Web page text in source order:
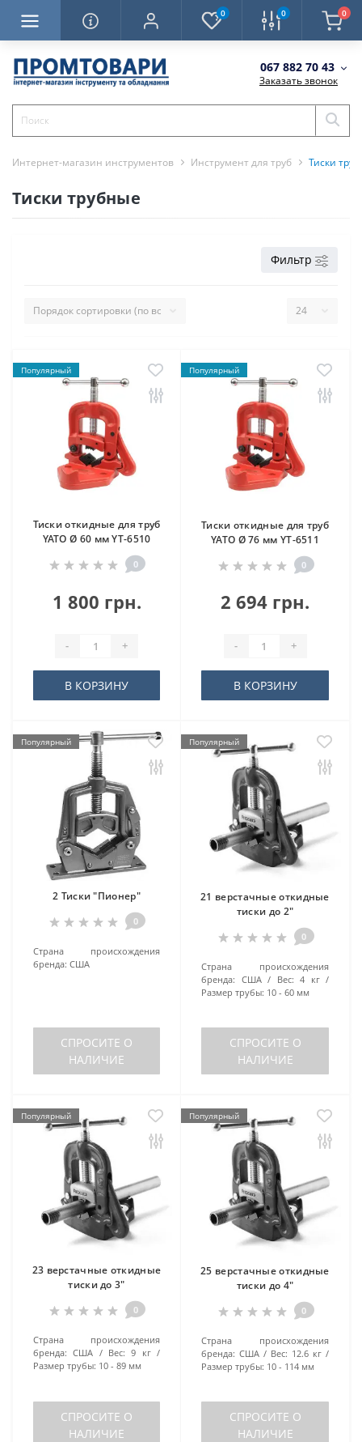
0 0 0
067 882 70 43
Заказать звонок
Интернет-магазин инструментов Инструмент для труб Тиски
Тиски трубные
Фильтр
Популярный
Тиски откидные для труб
YATO Ø 60 мм YT-6510
0
1 800 грн.
- +
В КОРЗИНУ
Популярный
Тиски откидные для труб
YATO Ø 76 мм YT-6511
0
2 694 грн.
- +
В КОРЗИНУ
Популярный
2 Тиски "Пионер"
0
Страна происхождения
бренда: США
СПРОСИТЕ О
НАЛИЧИЕ
Популярный
21 верстачные откидные
тиски до 2"
0
Страна происхождения
бренда: США Вес: 4 кг
Размер трубы: 10 - 60 мм
СПРОСИТЕ О
НАЛИЧИЕ
Популярный
23 верстачные откидные
тиски до 3"
0
Страна происхождения
бренда: США Вес: 9 кг
Размер трубы: 10 - 89 мм
СПРОСИТЕ О
НАЛИЧИЕ
Популярный
25 верстачные откидные
тиски до 4"
0
Страна происхождения
бренда: США Вес: 12.6 кг
Размер трубы: 10 - 114 мм
СПРОСИТЕ О
НАЛИЧИЕ